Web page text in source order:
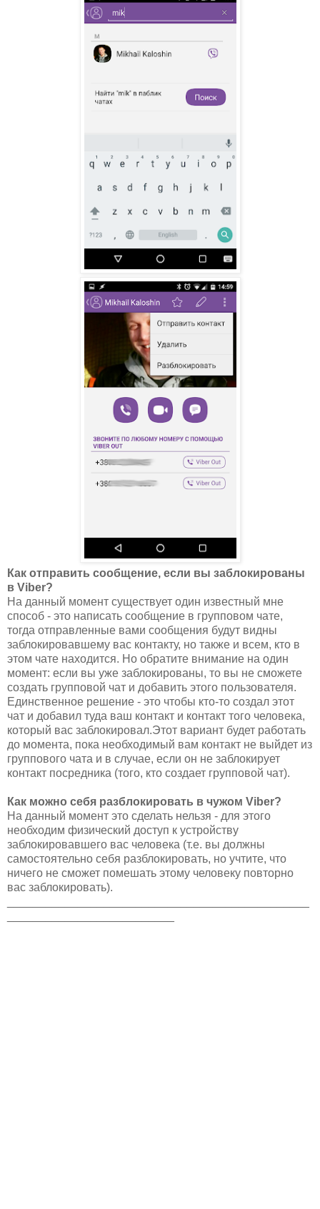
Как отправить сообщение, если вы заблокированы
в Viber?
На данный момент существует один известный мне
способ - это написать сообщение в групповом чате,
тогда отправленные вами сообщения будут видны
заблокировавшему вас контакту, но также и всем, кто в
этом чате находится. Но обратите внимание на один
момент: если вы уже заблокированы, то вы не сможете
создать групповой чат и добавить этого пользователя.
Единственное решение - это чтобы кто-то создал этот
чат и добавил туда ваш контакт и контакт того человека,
который вас заблокировал.Этот вариант будет работать
до момента, пока необходимый вам контакт не выйдет из
группового чата и в случае, если он не заблокирует
контакт посредника (того, кто создает групповой чат).
Как можно себя разблокировать в чужом Viber?
На данный момент это сделать нельзя - для этого
необходим физический доступ к устройству
заблокировавшего вас человека (т.е. вы должны
самостоятельно себя разблокировать, но учтите, что
ничего не сможет помешать этому человеку повторно
вас заблокировать).